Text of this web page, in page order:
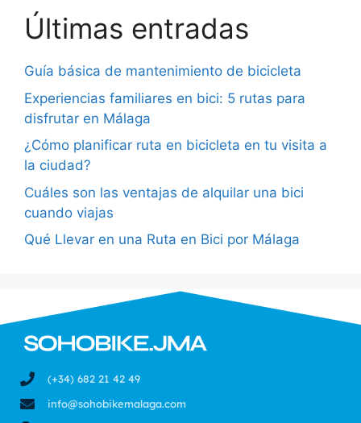
Últimas entradas
Guía básica de mantenimiento de bicicleta
Experiencias familiares en bici: 5 rutas para
disfrutar en Málaga
¿Cómo planificar ruta en bicicleta en tu visita a
la ciudad?
Cuáles son las ventajas de alquilar una bici
cuando viajas
Qué Llevar en una Ruta en Bici por Málaga
(+34) 682 21 42 49
info@sohobikemalaga.com